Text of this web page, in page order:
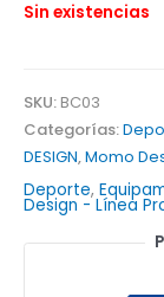
Deporte,
Design - Línea
Sin existencias
SKU: BC03
Categorías:
DESIGN,Momo